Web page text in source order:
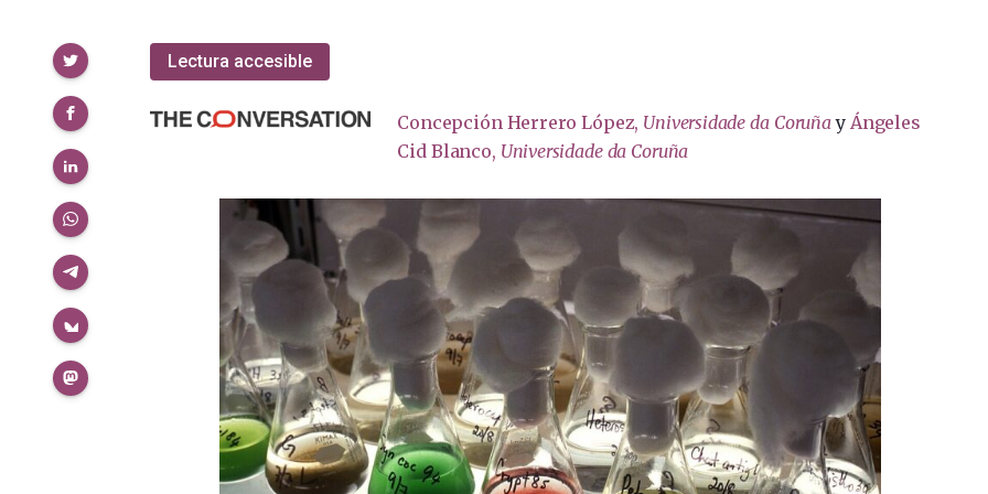
Lectura accesible
Concepción Herrero López, Universidade da Coruñay Ángeles
Cid Blanco, Universidade da Coruña
Compartir